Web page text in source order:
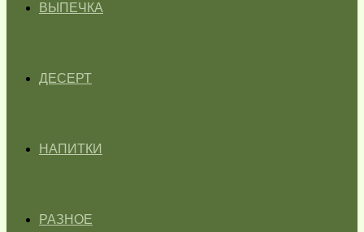
ВЫПЕЧКА
ДЕСЕРТ
НАПИТКИ
РАЗНОЕ